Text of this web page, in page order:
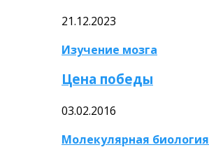
21.12.2023
Изучение мозга
Цена победы
03.02.2016
Молекулярная биология